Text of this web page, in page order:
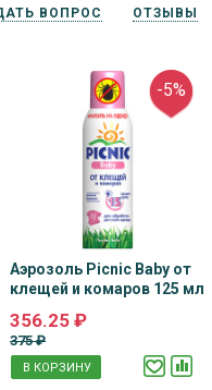
ВОПРОС ОТЗЫВЫ
-5%
Аэрозоль Picnic Baby от
клещей и комаров 125 мл
356.25 ₽
375 ₽
В КОРЗИНУ